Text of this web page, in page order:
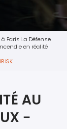
Paris La Défense
en réalité
AU
-